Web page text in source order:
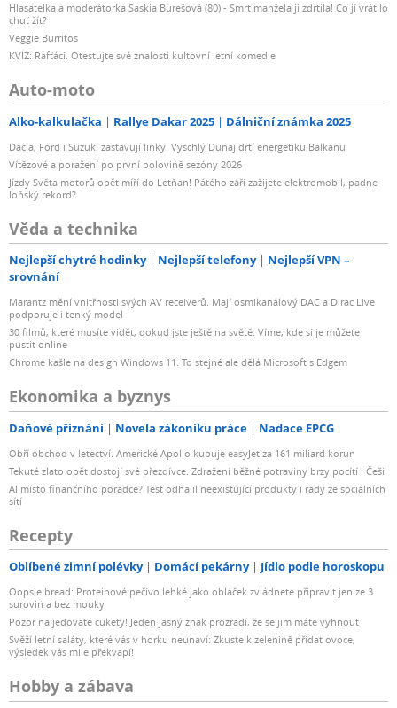
Hlasatelka a moderátorka Saskia Burešová (80) - Smrt manžela ji zdrtila! Co jí vrátilo
chuť žít?
Veggie Burritos
KVÍZ: Rafťáci. Otestujte své znalosti kultovní letní komedie
Auto-moto
Alko-kalkulačka Rallye Dakar 2025 Dálniční známka 2025
Dacia, Ford i Suzuki zastavují linky. Vyschlý Dunaj drtí energetiku Balkánu
Vítězové a poražení po první polovině sezóny 2026
Jízdy Světa motorů opět míří do Letňan! Pátého září zažijete elektromobil, padne
loňský rekord?
Věda a technika
Nejlepší chytré hodinky Nejlepší telefony
Nejlepší VPN –
srovnání
Marantz mění vnitřnosti svých AV receiverů. Mají osmikanálový DAC a Dirac Live
podporuje i tenký model
30 filmů, které musíte vidět, dokud jste ještě na světě. Víme, kde si je můžete
pustit online
Chrome kašle na design Windows 11. To stejné ale dělá Microsoft s Edgem
Ekonomika a byznys
Daňové přiznání Novela zákoníku práce Nadace EPCG
Obří obchod v letectví. Americké Apollo kupuje easyJet za 161 miliard korun
Tekuté zlato opět dostojí své přezdívce. Zdražení běžné potraviny brzy pocítí i Češi
AI místo finančního poradce? Test odhalil neexistující produkty i rady ze sociálních
sítí
Recepty
Oblíbené zimní polévky Domácí pekárny Jídlo podle horoskopu
Oopsie bread: Proteinové pečivo lehké jako obláček zvládnete připravit jen ze 3
surovin a bez mouky
Pozor na jedovaté cukety! Jeden jasný znak prozradí, že se jim máte vyhnout
Svěží letní saláty, které vás v horku neunaví: Zkuste k zelenině přidat ovoce,
výsledek vás mile překvapí!
Hobby a zábava